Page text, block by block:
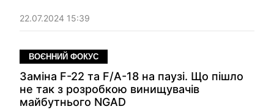
22.07.2024 15:39
ВОЄННИЙ ФОКУС
Заміна F-22 та F/A-18 на паузі. Що пішло
не так з розробкою винищувачів
майбутнього NGAD